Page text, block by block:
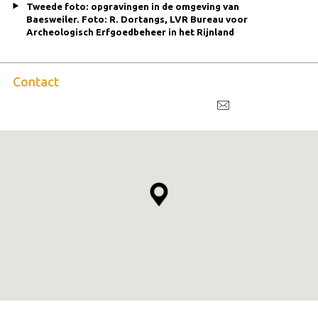
Tweede foto: opgravingen in de omgeving van
Baesweiler. Foto: R. Dortangs, LVR Bureau voor
Archeologisch Erfgoedbeheer in het Rijnland
Contact